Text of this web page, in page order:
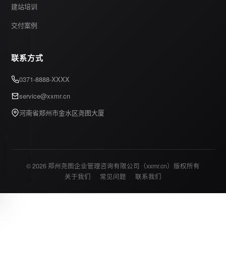
建站培训
交付案例
联系方式
0371-8888-XXXX
service@xxmr.cn
河南省郑州市金水区尧图大厦
© 2026 郑州尧图企业管理咨询有限公司（xxmr.cn）版权所有
关于我们
常见问题 联系我们